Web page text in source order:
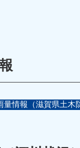
量情報（滋賀県土木